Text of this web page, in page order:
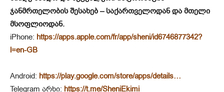
ჯანმრთელობის შესახებ – საქართველოდან და მთელი
მსოფლიოდან.
iPhone: https://apps.apple.com/fr/app/sheni/id6746877342?
l=en-GB
Android: https://play.google.com/store/apps/details…
Telegram არხი: https://t.me/SheniEkimi